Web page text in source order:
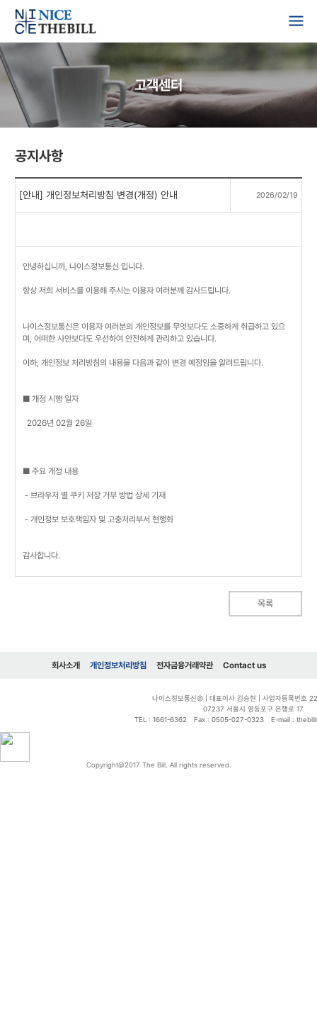
고객센터
공지사항
[안내] 개인정보처리방침 변경(개정) 안내 2026/02/19
안녕하십니까, 나이스정보통신 입니다.
항상 저희 서비스를 이용해 주시는 이용자 여러분께 감사드립니다.
나이스정보통신은 이용자 여러분의 개인정보를 무엇보다도 소중하게 취급하고 있으
며, 어떠한 사안보다도 우선하여 안전하게 관리하고 있습니다.
이하, 개인정보 처리방침의 내용을 다음과 같이 변경 예정임을 알려드립니다.
■ 개정 시행 일자
2026년 02월 26일
■ 주요 개정 내용
- 브라우저 별 쿠키 저장 거부 방법 상세 기재
- 개인정보 보호책임자 및 고충처리부서 현행화
감사합니다.
목록
회사소개 개인정보처리방침 전자금융거래약관 Contact us
나이스정보통신㈜ | 대표이사 김승현 | 사업자등록번호
07237 서울시 영등포구 은행로 17
TEL : 1661-6362
Fax : 0505-027-0323 E-mail :
Copyright@2017 The Bill. All rights reserved.